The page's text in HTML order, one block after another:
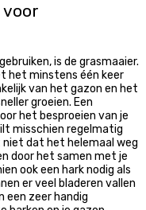
is de grasmaaier.
het minstens één keer
van het gazon en het
groeien. Een
het besproeien van je
misschien regelmatig
niet dat het helemaal weg
door het samen met je
ook een hark nodig als
er veel bladeren vallen
een zeer handig